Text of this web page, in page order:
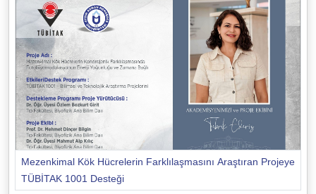
Mezenkimal Kök Hücrelerin Farklılaşmasını Araştıran Projeye
TÜBİTAK 1001 Desteği